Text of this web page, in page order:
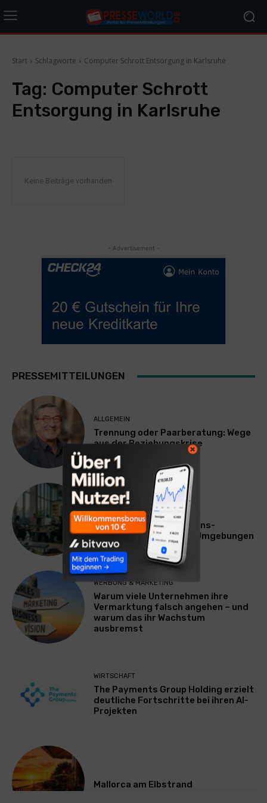
Start Schlagworte Computer Schrott Entsorgung in Karlsruhe
Tag: Computer Schrott
Entsorgung in Karlsruhe
Keine Beiträge vorhanden
- Advertisement -
PRESSEMITTEILUNGEN
ALLGEMEIN
Trennung oder Paarberatung: Wege
aus der Beziehungskrise
TECHNIK
SourcingBlox startet
CentaurNexus: Operations-
Plattform für Zscaler-Umgebungen
WERBUNG & MARKETING
Warum viele Unternehmen ihre
Vermarktung falsch angehen – und
warum das ihr Wachstum
ausbremst
WIRTSCHAFT
The Payments Group Holding erzielt
deutliche Fortschritte bei ihren AI-
Projekten
Mallorca am Elbstrand